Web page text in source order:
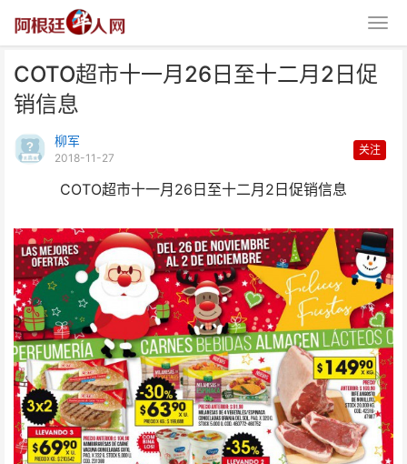
COTO超市十一月26日至十二月2日促
销信息
柳军
2018-11-27
关注
COTO超市十一月26日至十二月2日促销信息
日促销信息